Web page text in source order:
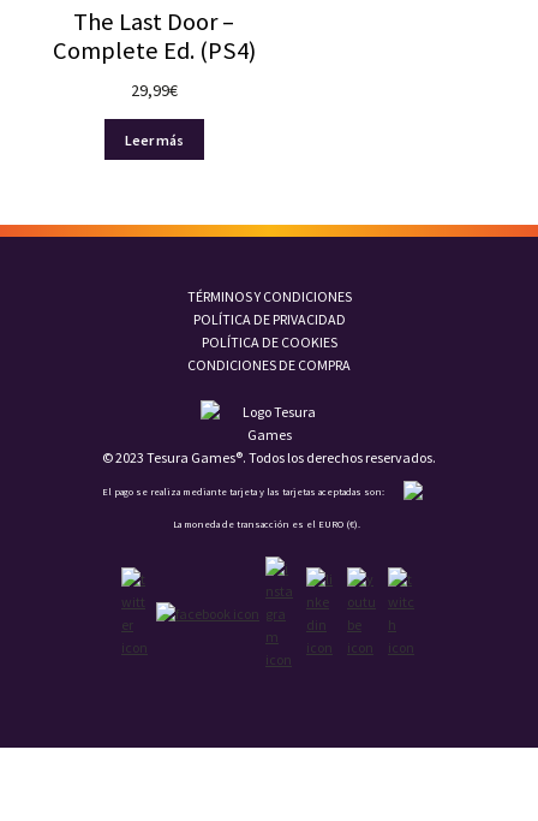
The Last Door –
Complete Ed. (PS4)
29,99€
Leer más
TÉRMINOS Y CONDICIONES
POLÍTICA DE PRIVACIDAD
POLÍTICA DE COOKIES
CONDICIONES DE COMPRA
© 2023 Tesura Games®. Todos los derechos reservados.
El pago se realiza mediante tarjeta y las tarjetas aceptadas son:
La moneda de transacción es el EURO (€).